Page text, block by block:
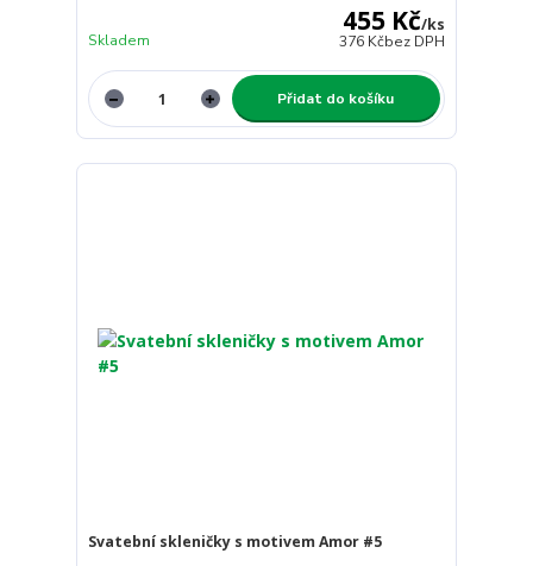
455 Kč/ks
376 Kčbez DPH
Skladem
Přidat do košíku
Svatební skleničky s motivem Amor #5